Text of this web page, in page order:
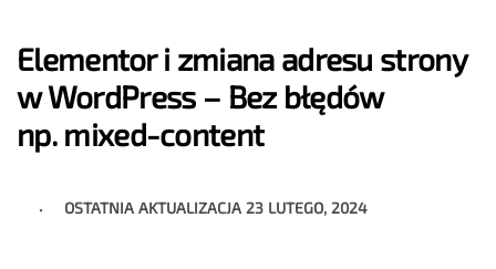
Elementor i zmiana adresu strony
w WordPress – Bez błędów
np. mixed-content
OSTATNIA AKTUALIZACJA 23 LUTEGO, 2024